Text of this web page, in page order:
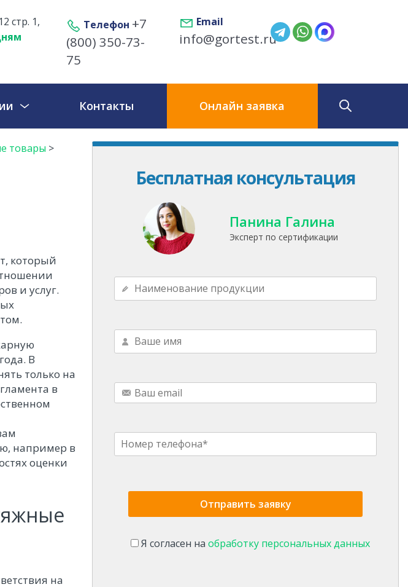
стр. 1,
Телефон +7
(800) 350-73-
75
Email
info@gortest.ru
Контакты Онлайн заявка
товары >
который
и услуг.
В
только на
в
например в
оценки
на
Бесплатная консультация
Панина Галина
Эксперт по сертификации
Я согласен на обработку персональных данных